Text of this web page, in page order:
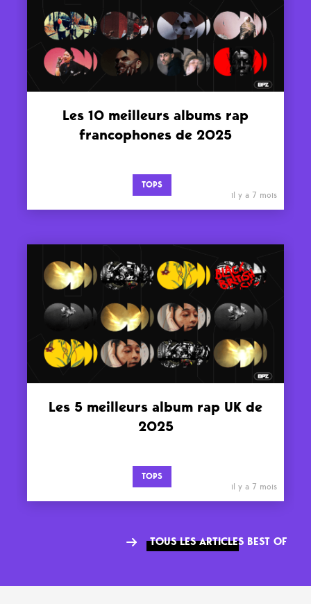
Les 10 meilleurs albums rap
francophones de 2025
TOPS
il y a 7 mois
Les 5 meilleurs album rap UK de
2025
TOPS
il y a 7 mois
TOUS LES ARTICLES BEST OF